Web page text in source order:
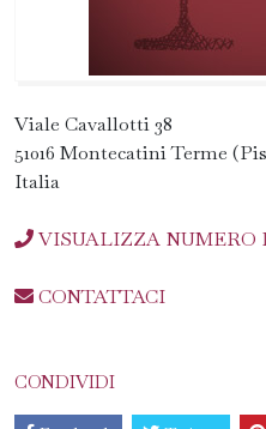
Viale Cavallotti 38
51016 Montecatini Terme
Italia
VISUALIZZA NUMERO
CONTATTACI
CONDIVIDI